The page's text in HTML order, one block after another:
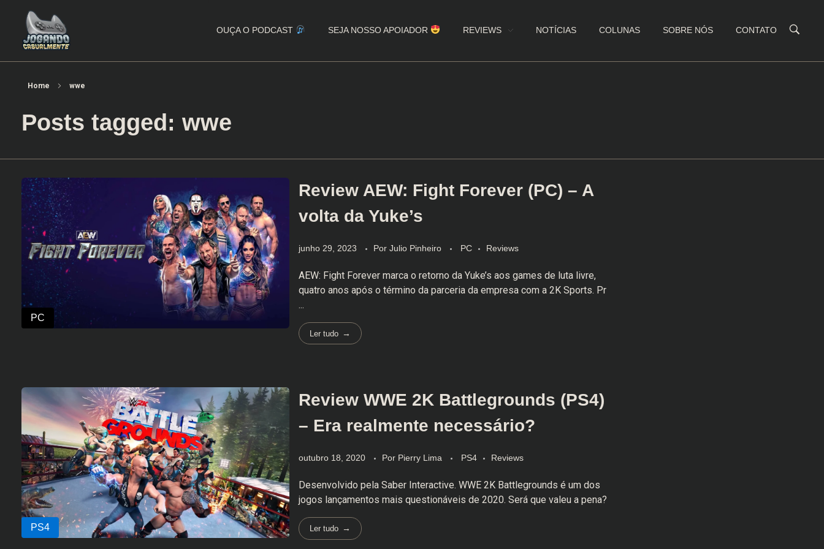
OUÇA O PODCAST SEJA NOSSO APOIADOR REVIEWS NOTÍCIAS COLUNAS SOBRE NÓS CONTATO
Home wwe
Posts tagged: wwe
Review AEW: Fight Forever (PC) – A
volta da Yuke’s
junho 29, 2023 Por Julio Pinheiro PC Reviews
AEW: Fight Forever marca o retorno da Yuke’s aos games de luta livre,
quatro anos após o término da parceria da empresa com a 2K Sports. Pr
...
Ler tudo
Review WWE 2K Battlegrounds (PS4)
– Era realmente necessário?
outubro 18, 2020 Por Pierry Lima PS4 Reviews
Desenvolvido pela Saber Interactive. WWE 2K Battlegrounds é um dos
jogos lançamentos mais questionáveis de 2020. Será que valeu a pena?
Ler tudo